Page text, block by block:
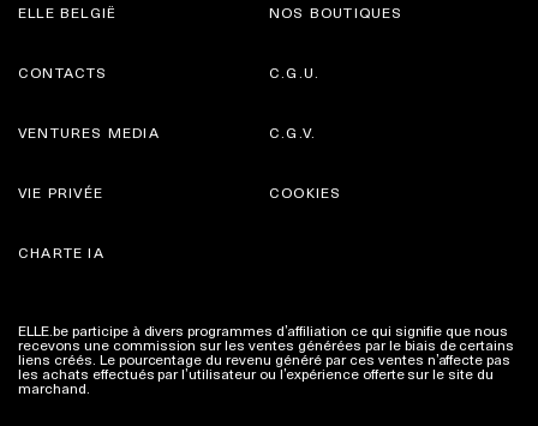
ELLE BELGIË NOS BOUTIQUES
CONTACTS
VENTURES MEDIA
C.G.U.
C.G.V.
VIE PRIVÉE
CHARTE IA
COOKIES
ELLE.be participe à divers programmes d’affiliation ce qui signifie que nous
recevons une commission sur les ventes générées par le biais de certains
liens créés. Le pourcentage du revenu généré par ces ventes n’affecte pas
les achats effectués par l’utilisateur ou l’expérience offerte sur le site du
marchand. Plus d'infos